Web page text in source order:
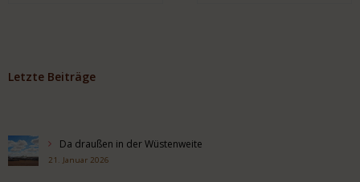
Letzte Beiträge
Da draußen in der Wüstenweite
21. Januar 2026